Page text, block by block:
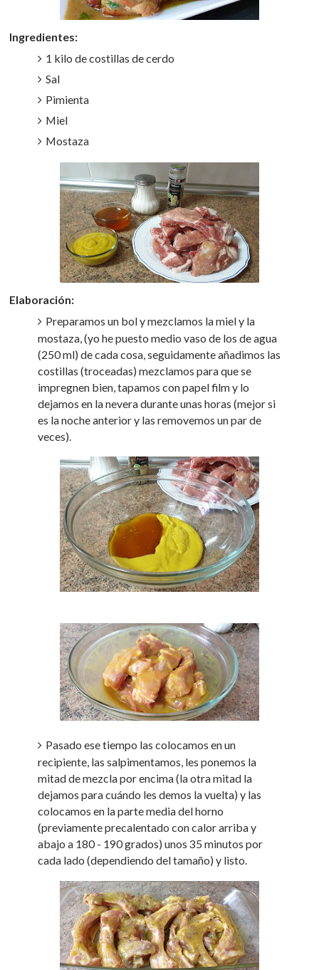
Ingredientes:
1 kilo de costillas de cerdo
Sal
Pimienta
Miel
Mostaza
Elaboración:
Preparamos un bol y mezclamos la miel y la
mostaza, (yo he puesto medio vaso de los de agua
(250 ml) de cada cosa, seguidamente añadimos las
costillas (troceadas) mezclamos para que se
impregnen bien, tapamos con papel film y lo
dejamos en la nevera durante unas horas (mejor si
es la noche anterior y las removemos un par de
veces).
Pasado ese tiempo las colocamos en un
recipiente, las salpimentamos, les ponemos la
mitad de mezcla por encima (la otra mitad la
dejamos para cuándo les demos la vuelta) y las
colocamos en la parte media del horno
(previamente precalentado con calor arriba y
abajo a 180 - 190 grados) unos 35 minutos por
cada lado (dependiendo del tamaño) y listo.